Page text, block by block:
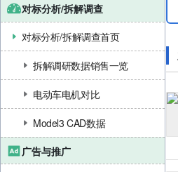
对标分析/拆解调查
对标分析/拆解调查首页
拆解调研数据销售一览
电动车电机对比
Model3 CAD数据
广告与推广